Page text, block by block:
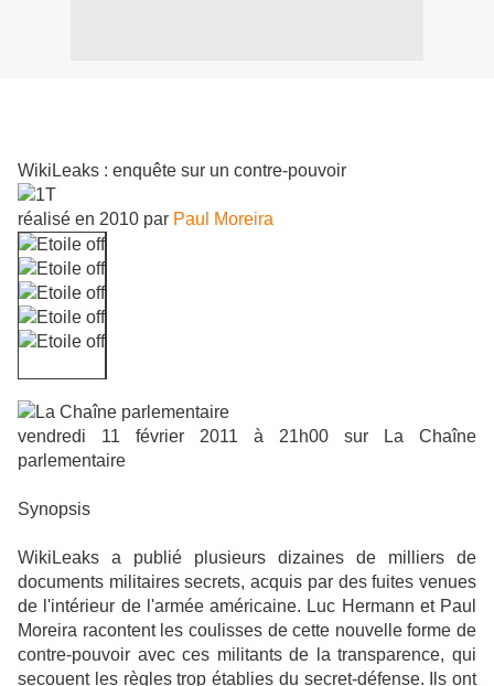
WikiLeaks : enquête sur un contre-pouvoir
réalisé en 2010 par Paul Moreira
vendredi 11 février 2011 à 21h00 sur La Chaîne
parlementaire
Synopsis
WikiLeaks a publié plusieurs dizaines de milliers de
documents militaires secrets, acquis par des fuites venues
de l'intérieur de l'armée américaine. Luc Hermann et Paul
Moreira racontent les coulisses de cette nouvelle forme de
contre-pouvoir avec ces militants de la transparence, qui
secouent les règles trop établies du secret-défense. Ils ont